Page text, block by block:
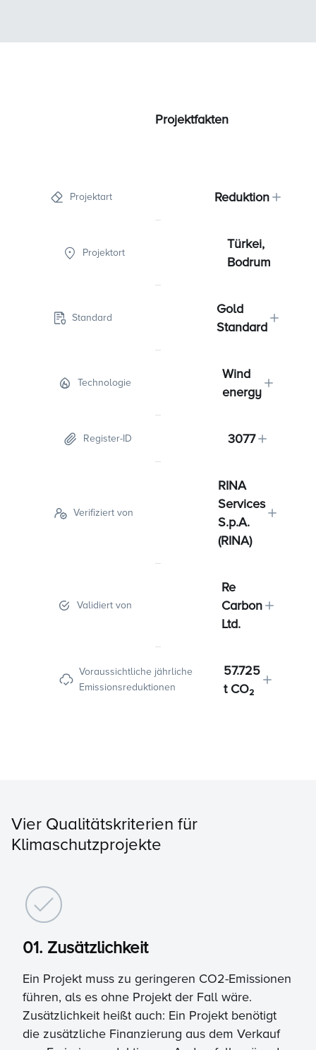
Projektfakten
Projektart Reduktion
Projektort
Türkei,
Bodrum
Standard
Gold
Standard
Technologie
Wind
energy
Register-ID 3077
Verifiziert von
RINA
Services
S.p.A.
(RINA)
Validiert von
Re
Carbon
Ltd.
Voraussichtliche jährliche
Emissionsreduktionen
57.725
t CO₂
Vier Qualitätskriterien für
Klimaschutzprojekte
01. Zusätzlichkeit
Ein Projekt muss zu geringeren CO2-Emissionen
führen, als es ohne Projekt der Fall wäre.
Zusätzlichkeit heißt auch: Ein Projekt benötigt
die zusätzliche Finanzierung aus dem Verkauf